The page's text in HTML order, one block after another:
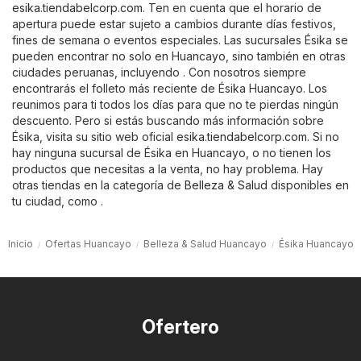
esika.tiendabelcorp.com. Ten en cuenta que el horario de
apertura puede estar sujeto a cambios durante días festivos,
fines de semana o eventos especiales. Las sucursales Ésika se
pueden encontrar no solo en Huancayo, sino también en otras
ciudades peruanas, incluyendo . Con nosotros siempre
encontrarás el folleto más reciente de Ésika Huancayo. Los
reunimos para ti todos los días para que no te pierdas ningún
descuento. Pero si estás buscando más información sobre
Ésika, visita su sitio web oficial esika.tiendabelcorp.com. Si no
hay ninguna sucursal de Ésika en Huancayo, o no tienen los
productos que necesitas a la venta, no hay problema. Hay
otras tiendas en la categoría de Belleza & Salud disponibles en
tu ciudad, como .
Inicio Ofertas Huancayo Belleza & Salud Huancayo Ésika Huancayo
Ofertero